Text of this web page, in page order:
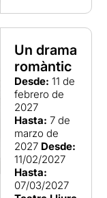
Un drama
romàntic
Desde: 11 de
febrero de
2027
Hasta: 7 de
marzo de
2027 Desde:
11/02/2027
Hasta:
07/03/2027